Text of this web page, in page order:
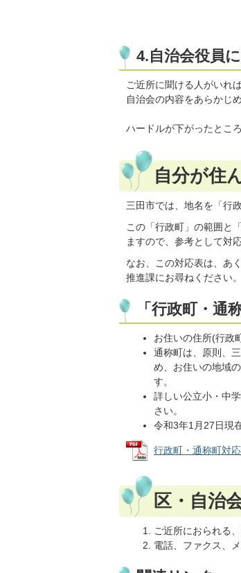
4.自治会役員
ご近所に聞ける人がいれ
自治会の内容をあらかじ
ハードルが下がったとこ
自分が住
三田市では、地名を「行
この「行政町」の範囲と
ますので、参考として対
なお、この対応表は、あ
推進課にお尋ねください。
「行政町・通
お住いの住所(行政
通称町は、原則、
め、お住いの地域
す。
詳しい公立小・中
さい。
令和3年1月27日現
行政町・通称町対
区・自治
ご近所におられる
電話、ファクス、